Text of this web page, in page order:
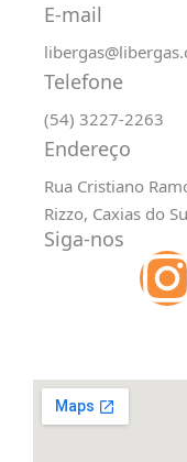
E-mail
Telefone
(54) 3227-2263
Endereço
Rua Cristiano
Rizzo, Caxias do
Siga-nos
I